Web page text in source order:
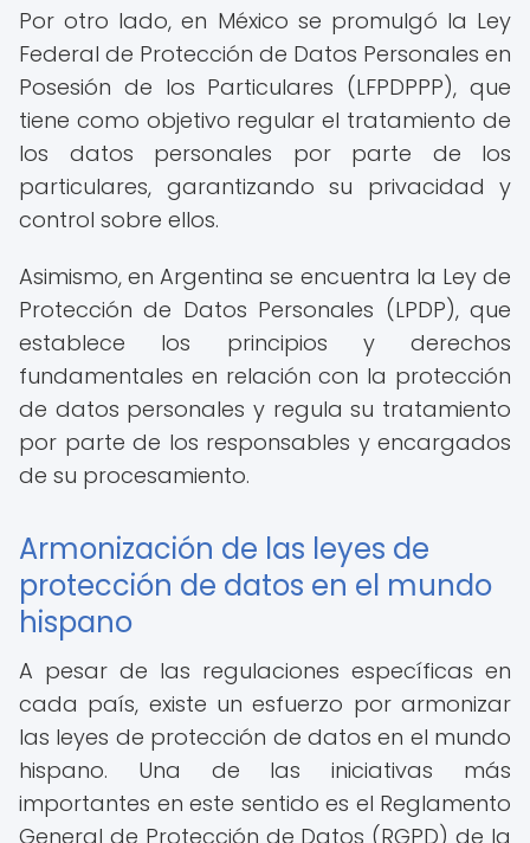
Por otro lado, en México se promulgó la Ley
Federal de Protección de Datos Personales en
Posesión de los Particulares (LFPDPPP), que
tiene como objetivo regular el tratamiento de
los datos personales por parte de los
particulares, garantizando su privacidad y
control sobre ellos.
Asimismo, en Argentina se encuentra la Ley de
Protección de Datos Personales (LPDP), que
establece los principios y derechos
fundamentales en relación con la protección
de datos personales y regula su tratamiento
por parte de los responsables y encargados
de su procesamiento.
Armonización de las leyes de
protección de datos en el mundo
hispano
A pesar de las regulaciones específicas en
cada país, existe un esfuerzo por armonizar
las leyes de protección de datos en el mundo
hispano. Una de las iniciativas más
importantes en este sentido es el Reglamento
General de Protección de Datos (RGPD) de la